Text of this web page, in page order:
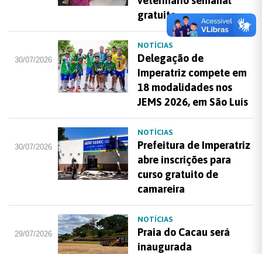
gratuito
30/07/2026
NOTÍCIAS
Delegação de
Imperatriz compete em
18 modalidades nos
JEMS 2026, em São Luís
30/07/2026
NOTÍCIAS
Prefeitura de Imperatriz
abre inscrições para
curso gratuito de
camareira
29/07/2026
NOTÍCIAS
Praia do Cacau será
inaugurada